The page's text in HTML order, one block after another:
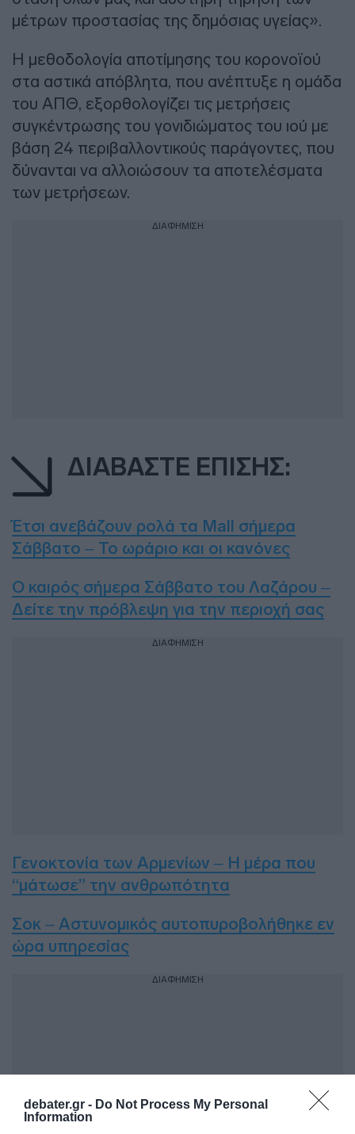
debater.gr - Do Not Process My Personal
Information
μέτρων προστασίας της δημόσιας υγείας».
Η μεθοδολογία αποτίμησης του κορονοϊού
στα αστικά απόβλητα, που ανέπτυξε η ομάδα
του ΑΠΘ, εξορθολογίζει τις μετρήσεις
συγκέντρωσης του γονιδιώματος του ιού με
βάση 24 περιβαλλοντικούς παράγοντες, που
δύνανται να αλλοιώσουν τα αποτελέσματα
των μετρήσεων.
ΔΙΑΦΗΜΙΣΗ
ΔΙΑΒΑΣΤΕ ΕΠΙΣΗΣ:
Έτσι ανεβάζουν ρολά τα Mall σήμερα
Σάββατο – Το ωράριο και οι κανόνες
Ο καιρός σήμερα Σάββατο του Λαζάρου –
Δείτε την πρόβλεψη για την περιοχή σας
ΔΙΑΦΗΜΙΣΗ
Γενοκτονία των Αρμενίων – Η μέρα που
“μάτωσε” την ανθρωπότητα
Σοκ – Αστυνομικός αυτοπυροβολήθηκε εν
ώρα υπηρεσίας
ΔΙΑΦΗΜΙΣΗ